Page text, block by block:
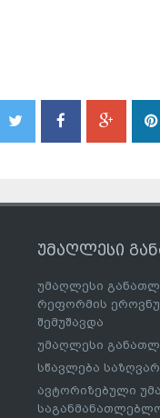
უმაღლესი
უმაღლესი
რეფორმის
შემუშავდა
უმაღლესი
სწავლება
ავტორიზებული